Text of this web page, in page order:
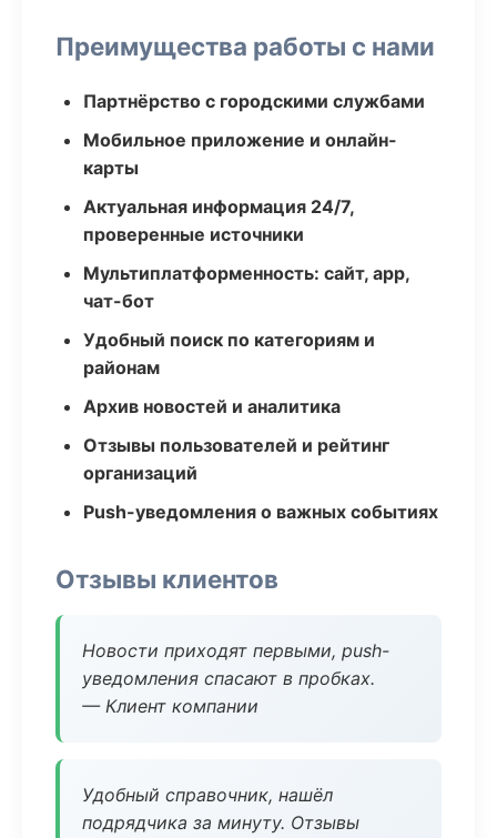
Преимущества работы с нами
Партнёрство с городскими службами
Мобильное приложение и онлайн-
карты
Актуальная информация 24/7,
проверенные источники
Мультиплатформенность: сайт, app,
чат-бот
Удобный поиск по категориям и
районам
Архив новостей и аналитика
Отзывы пользователей и рейтинг
организаций
Push-уведомления о важных событиях
Отзывы клиентов
Новости приходят первыми, push-
уведомления спасают в пробках.
— Клиент компании
Удобный справочник, нашёл
подрядчика за минуту. Отзывы